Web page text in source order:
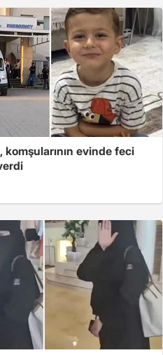
komşularının evinde feci